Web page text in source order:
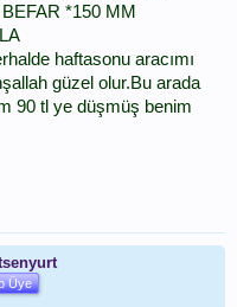
*150 MM
haftasonu aracımı
güzel olur.Bu arada
90 tl ye düşmüş benim
Üye